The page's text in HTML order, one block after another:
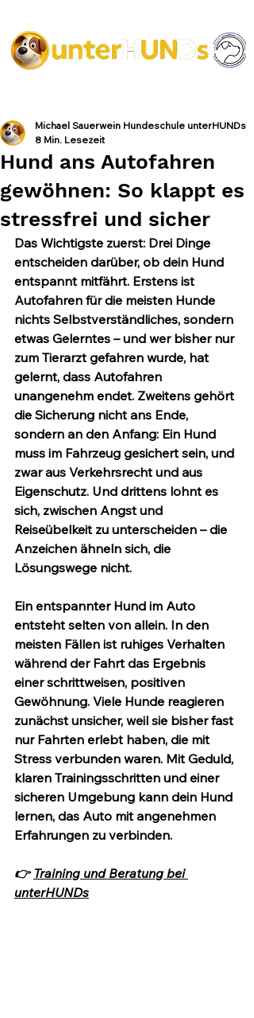
Hund ans Autofahren
gewöhnen: So klappt es
stressfrei und sicher
Michael Sauerwein Hundeschule unterHUNDs
8 Min. Lesezeit
Das Wichtigste zuerst: Drei Dinge
entscheiden darüber, ob dein Hund
entspannt mitfährt. Erstens ist
Autofahren für die meisten Hunde
nichts Selbstverständliches, sondern
etwas Gelerntes – und wer bisher nur
zum Tierarzt gefahren wurde, hat
gelernt, dass Autofahren
unangenehm endet. Zweitens gehört
die Sicherung nicht ans Ende,
sondern an den Anfang: Ein Hund
muss im Fahrzeug gesichert sein, und
zwar aus Verkehrsrecht und aus
Eigenschutz. Und drittens lohnt es
sich, zwischen Angst und
Reiseübelkeit zu unterscheiden – die
Anzeichen ähneln sich, die
Lösungswege nicht.
Ein entspannter Hund im Auto
entsteht selten von allein. In den
meisten Fällen ist ruhiges Verhalten
während der Fahrt das Ergebnis
einer schrittweisen, positiven
Gewöhnung. Viele Hunde reagieren
zunächst unsicher, weil sie bisher fast
nur Fahrten erlebt haben, die mit
Stress verbunden waren. Mit Geduld,
klaren Trainingsschritten und einer
sicheren Umgebung kann dein Hund
lernen, das Auto mit angenehmen
Erfahrungen zu verbinden.
👉 Training und Beratung bei
unterHUNDs